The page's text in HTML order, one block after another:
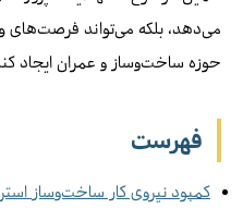
می‌دهد، بلکه می‌تواند فرصت‌های
حوزه ساخت‌وساز و عمران ایجاد
فهرست
کمبود نیروی کار ساخت‌وساز